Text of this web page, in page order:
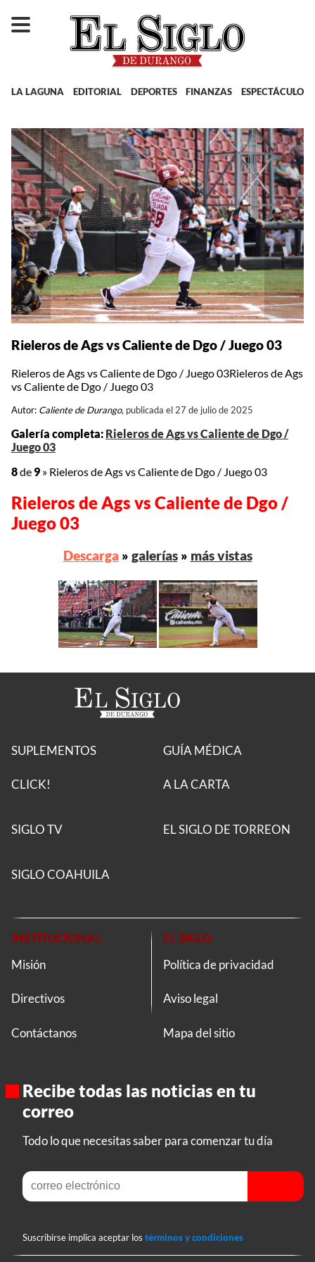
LA LAGUNA EDITORIAL DEPORTES FINANZAS ESPECTÁCULOS
Rieleros de Ags vs Caliente de Dgo / Juego 03
Rieleros de Ags vs Caliente de Dgo / Juego 03Rieleros de Ags
vs Caliente de Dgo / Juego 03
Autor: Caliente de Durango, publicada el 27 de julio de 2025
Galería completa: Rieleros de Ags vs Caliente de Dgo /
Juego 03
8de 9 » Rieleros de Ags vs Caliente de Dgo / Juego 03
Rieleros de Ags vs Caliente de Dgo /
Juego 03
Descarga» galerías» más vistas
SUPLEMENTOS
CLICK!
GUÍA MÉDICA
A LA CARTA
SIGLO TV EL SIGLO DE TORREON
SIGLO COAHUILA
INSTITUCIONAL
Misión
Directivos
Contáctanos
EL SIGLO
Política de privacidad
Aviso legal
Mapa del sitio
Recibe todas las noticias en tu
correo
Todo lo que necesitas saber para comenzar tu día
Suscribirse implica aceptar los términos y condiciones